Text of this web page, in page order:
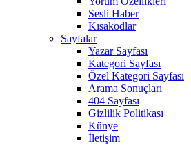
Sesli Haber
Kısakodlar
Sayfalar
Yazar Sayfası
Kategori Sayfası
Özel Kategori Sayfası
Arama Sonuçları
404 Sayfası
Gizlilik Politikası
Künye
İletişim